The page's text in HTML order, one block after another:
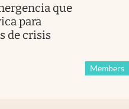
que
para
de crisis
Members